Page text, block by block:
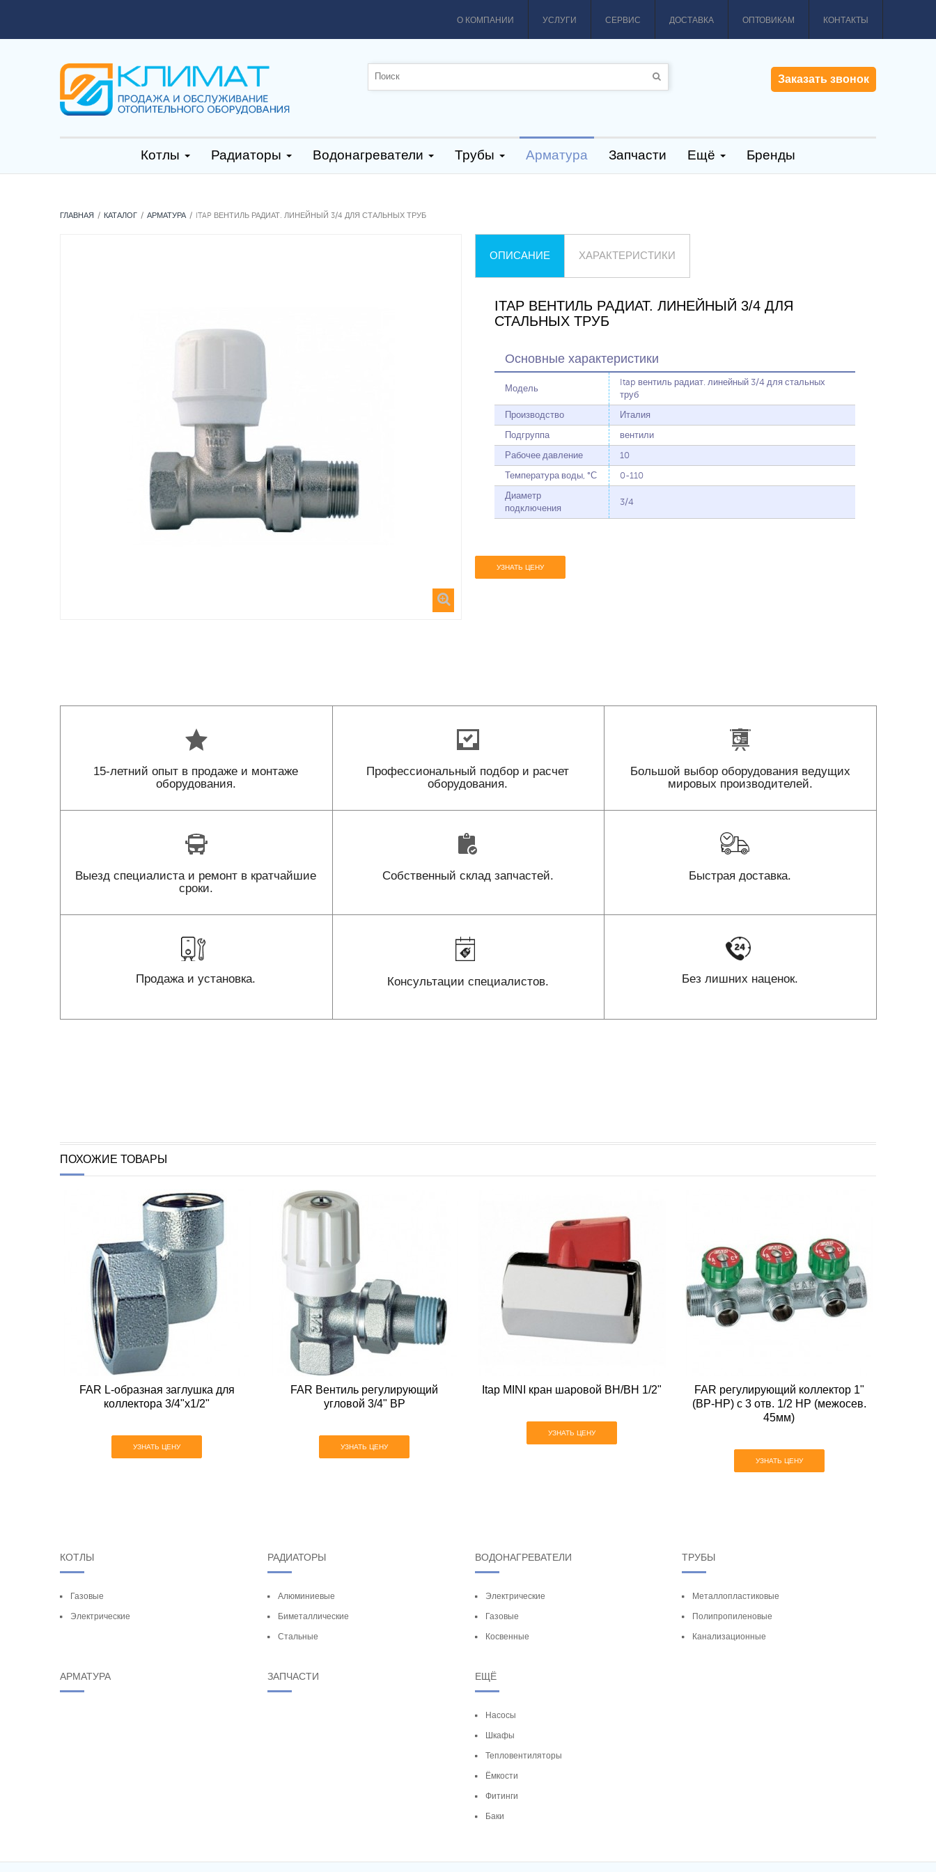
КОНТАКТЫ
ОПТОВИКАМ
ДОСТАВКА
СЕРВИС
УСЛУГИ
О КОМПАНИИ
Заказать звонок
Котлы Радиаторы Водонагреватели Трубы Арматура Запчасти Ещё Бренды
ГЛАВНАЯ КАТАЛОГ АРМАТУРА ITAP ВЕНТИЛЬ РАДИАТ. ЛИНЕЙНЫЙ 3/4 ДЛЯ СТАЛЬНЫХ ТРУБ
ОПИСАНИЕ ХАРАКТЕРИСТИКИ
ITAP ВЕНТИЛЬ РАДИАТ. ЛИНЕЙНЫЙ 3/4 ДЛЯ
СТАЛЬНЫХ ТРУБ
Основные характеристики
Модель
Itap вентиль радиат. линейный 3/4 для стальных
труб
Производство Италия
Подгруппа вентили
Рабочее давление 10
Температура воды, °С 0-110
Диаметр
подключения
3/4
УЗНАТЬ ЦЕНУ
15-летний опыт в продаже и монтаже
оборудования.
Профессиональный подбор и расчет
оборудования.
Большой выбор оборудования ведущих
мировых производителей.
Выезд специалиста и ремонт в кратчайшие
сроки.
Собственный склад запчастей. Быстрая доставка.
Продажа и установка. Консультации специалистов. Без лишних наценок.
ПОХОЖИЕ ТОВАРЫ
FAR L-образная заглушка для
коллектора 3/4"x1/2"
УЗНАТЬ ЦЕНУ
FAR Вентиль регулирующий
угловой 3/4" ВР
УЗНАТЬ ЦЕНУ
Itap MINI кран шаровой ВН/ВН 1/2"
УЗНАТЬ ЦЕНУ
FAR регулирующий коллектор 1"
(ВР-НР) с 3 отв. 1/2 НР (межосев.
45мм)
УЗНАТЬ ЦЕНУ
КОТЛЫ
Газовые
Электрические
РАДИАТОРЫ
Алюминиевые
Биметаллические
Стальные
ВОДОНАГРЕВАТЕЛИ
Электрические
Газовые
Косвенные
ТРУБЫ
Металлопластиковые
Полипропиленовые
Канализационные
АРМАТУРА ЗАПЧАСТИ ЕЩЁ
Насосы
Шкафы
Тепловентиляторы
Ёмкости
Фитинги
Баки